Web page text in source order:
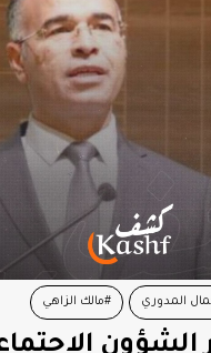
المدوري #مالك الزاهي
الشؤون